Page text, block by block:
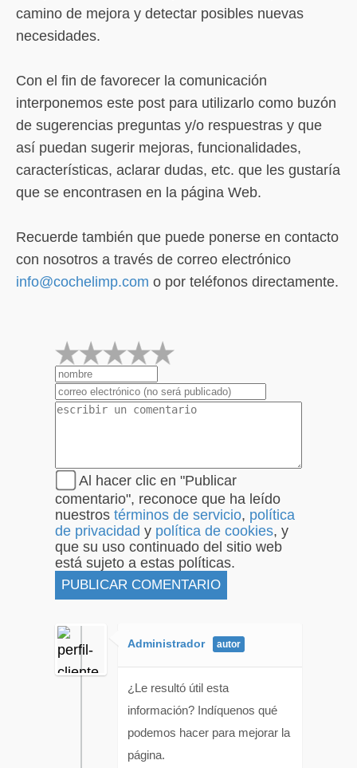
camino de mejora y detectar posibles nuevas
necesidades.
Con el fin de favorecer la comunicación
interponemos este post para utilizarlo como buzón
de sugerencias preguntas y/o respuestras y que
así puedan sugerir mejoras, funcionalidades,
características, aclarar dudas, etc. que les gustaría
que se encontrasen en la página Web.
Recuerde también que puede ponerse en contacto
con nosotros a través de correo electrónico
info@cochelimp.com o por teléfonos directamente.
2
1
Al hacer clic en "Publicar
comentario", reconoce que ha leído
nuestros términos de servicio, política
de privacidad y política de cookies, y
que su uso continuado del sitio web
está sujeto a estas políticas.
Administrador
¿Le resultó útil esta
información? Indíquenos qué
podemos hacer para mejorar la
página.